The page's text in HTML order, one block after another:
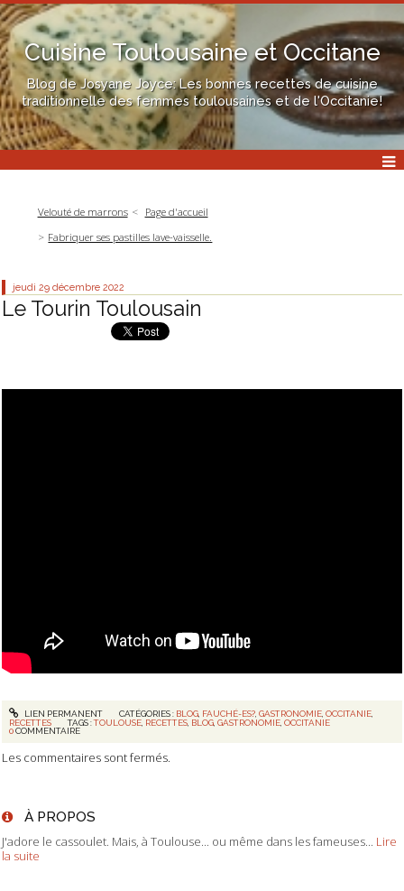
Cuisine Toulousaine et Occitane
Blog de Josyane Joyce: Les bonnes recettes de cuisine
traditionnelle des femmes toulousaines et de l'Occitanie!
Velouté de marrons
Page d'accueil
Fabriquer ses pastilles lave-vaisselle.
jeudi 29 décembre 2022
Le Tourin Toulousain
LIEN PERMANENT CATÉGORIES : BLOG, FAUCHÉ-ES?, GASTRONOMIE, OCCITANIE,
RECETTES
TAGS :TOULOUSE, RECETTES, BLOG,GASTRONOMIE,OCCITANIE
0COMMENTAIRE
Les commentaires sont fermés.
À PROPOS
J'adore le cassoulet. Mais, à Toulouse... ou même dans les fameuses...
Lire
la suite